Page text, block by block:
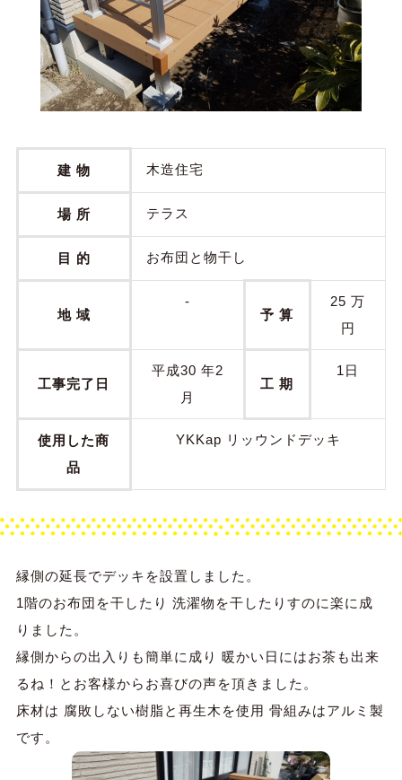
建 物 木造住宅
場 所 テラス
目 的 お布団と物干し
地 域
-
予 算
25 万
円
工事完了日
平成30 年2
月
工 期
1日
使用した商
品
YKKap リッウンドデッキ
縁側の延長でデッキを設置しました。
1階のお布団を干したり 洗濯物を干したりすのに楽に成
りました。
縁側からの出入りも簡単に成り 暖かい日にはお茶も出来
るね！とお客様からお喜びの声を頂きました。
床材は 腐敗しない樹脂と再生木を使用 骨組みはアルミ製
です。